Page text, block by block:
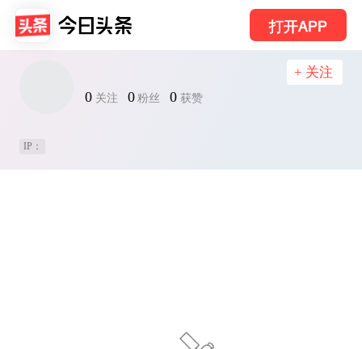
打开APP
0 关注 0 粉丝 0 获赞
+ 关注
IP：